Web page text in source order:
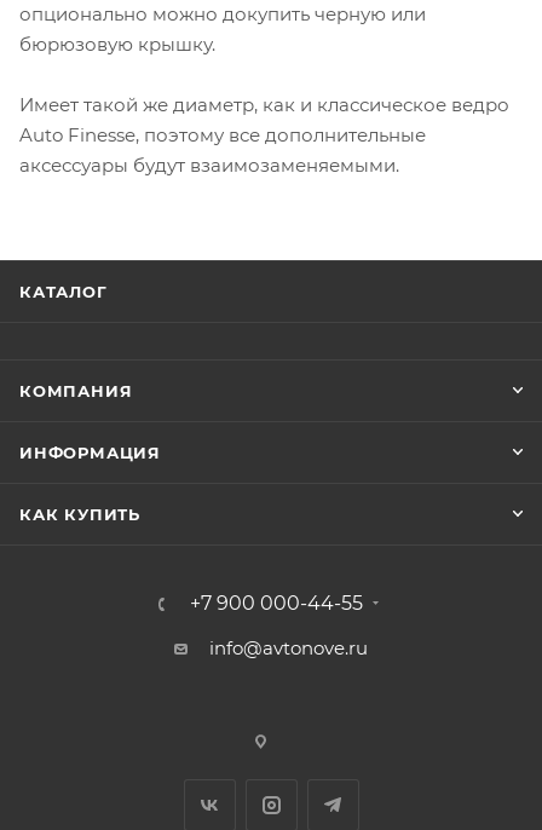
опционально можно докупить черную или
бюрюзовую крышку.
Имеет такой же диаметр, как и классическое ведро
Auto Finesse, поэтому все дополнительные
аксессуары будут взаимозаменяемыми.
КАТАЛОГ
КОМПАНИЯ
ИНФОРМАЦИЯ
КАК КУПИТЬ
+7 900 000-44-55
info@avtonove.ru